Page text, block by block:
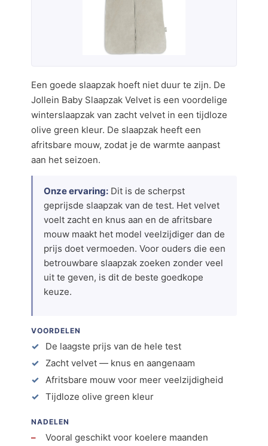
Een goede slaapzak hoeft niet duur te zijn. De
Jollein Baby Slaapzak Velvet is een voordelige
winterslaapzak van zacht velvet in een tijdloze
olive green kleur. De slaapzak heeft een
afritsbare mouw, zodat je de warmte aanpast
aan het seizoen.
Onze ervaring: Dit is de scherpst
geprijsde slaapzak van de test. Het velvet
voelt zacht en knus aan en de afritsbare
mouw maakt het model veelzijdiger dan de
prijs doet vermoeden. Voor ouders die een
betrouwbare slaapzak zoeken zonder veel
uit te geven, is dit de beste goedkope
keuze.
VOORDELEN
De laagste prijs van de hele test
Zacht velvet — knus en aangenaam
Afritsbare mouw voor meer veelzijdigheid
Tijdloze olive green kleur
NADELEN
Vooral geschikt voor koelere maanden